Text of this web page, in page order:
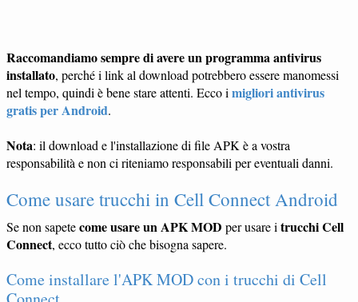
Raccomandiamo sempre di avere un programma antivirus
installato, perché i link al download potrebbero essere manomessi
nel tempo, quindi è bene stare attenti. Ecco i migliori antivirus
gratis per Android.
Nota: il download e l'installazione di file APK è a vostra
responsabilità e non ci riteniamo responsabili per eventuali danni.
Come usare trucchi in Cell Connect Android
Se non sapetecome usare un APK MOD per usare i trucchi Cell
Connect, ecco tutto ciò che bisogna sapere.
Come installare l'APK MOD con i trucchi di Cell